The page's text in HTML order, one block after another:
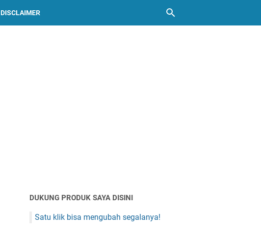
DISCLAIMER
DUKUNG PRODUK SAYA DISINI
Satu klik bisa mengubah segalanya!